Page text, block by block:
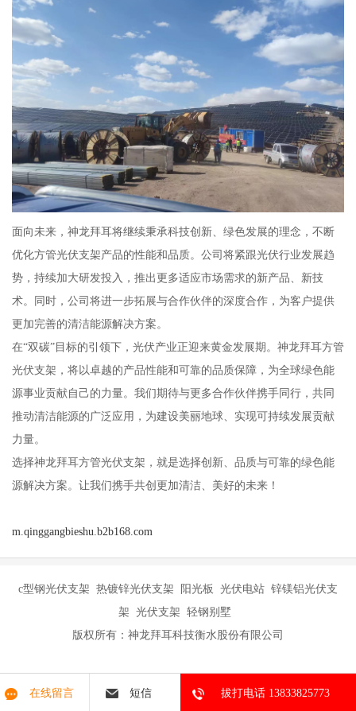
面向未来，神龙拜耳将继续秉承科技创新、绿色发展的理念，不断
优化方管光伏支架产品的性能和品质。公司将紧跟光伏行业发展趋
势，持续加大研发投入，推出更多适应市场需求的新产品、新技
术。同时，公司将进一步拓展与合作伙伴的深度合作，为客户提供
更加完善的清洁能源解决方案。
在“双碳”目标的引领下，光伏产业正迎来黄金发展期。神龙拜耳方管
光伏支架，将以卓越的产品性能和可靠的品质保障，为全球绿色能
源事业贡献自己的力量。我们期待与更多合作伙伴携手同行，共同
推动清洁能源的广泛应用，为建设美丽地球、实现可持续发展贡献
力量。
选择神龙拜耳方管光伏支架，就是选择创新、品质与可靠的绿色能
源解决方案。让我们携手共创更加清洁、美好的未来！
m.qinggangbieshu.b2b168.com
c型钢光伏支架 热镀锌光伏支架 阳光板 光伏电站 锌镁铝光伏支
架 光伏支架 轻钢别墅
版权所有：神龙拜耳科技衡水股份有限公司
在线留言 短信 拔打电话 13833825773